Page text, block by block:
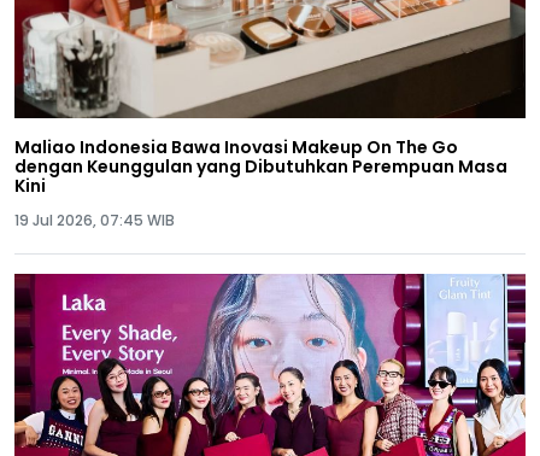
Maliao Indonesia Bawa Inovasi Makeup On The Go
dengan Keunggulan yang Dibutuhkan Perempuan Masa
Kini
19 Jul 2026, 07:45 WIB